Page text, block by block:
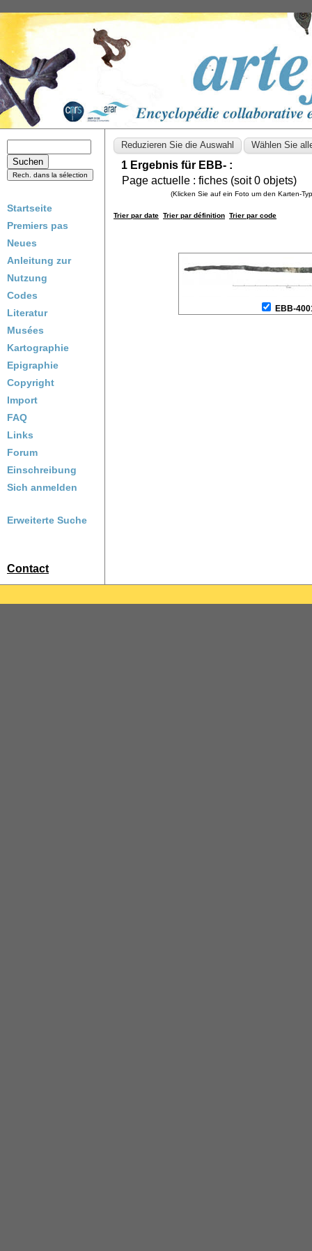
Startseite
Premiers pas
Neues
Anleitung zur
Nutzung
Codes
Literatur
Musées
Kartographie
Epigraphie
Copyright
Import
FAQ
Links
Forum
Einschreibung
Sich anmelden
Erweiterte Suche
Contact
1 Ergebnis für EBB- :
Page actuelle : fiches (soit0 objets)
(Klicken Sie auf ein Foto um den Karten-
Trier par date Trier par définition Trier par code
EBB-